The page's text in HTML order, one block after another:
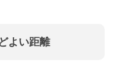
よい距離